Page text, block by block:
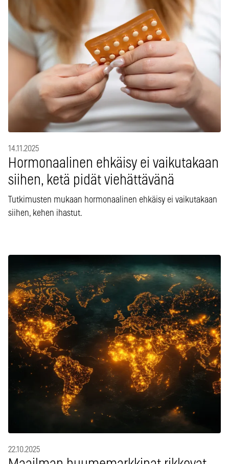
14.11.2025
Hormonaalinen ehkäisy ei vaikutakaan
siihen, ketä pidät viehättävänä
Tutkimusten mukaan hormonaalinen ehkäisy ei vaikutakaan
siihen, kehen ihastut.
22.10.2025